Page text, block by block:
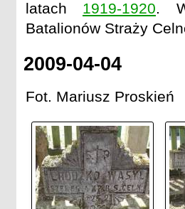
latach 1919-1920.
Batalionów Straży
2009-04-04
Fot. Mariusz Proskień